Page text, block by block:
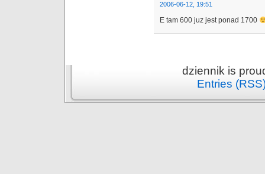
2006-06-12, 19:51
E tam 600 juz jest ponad 1700
dziennik is
Entries